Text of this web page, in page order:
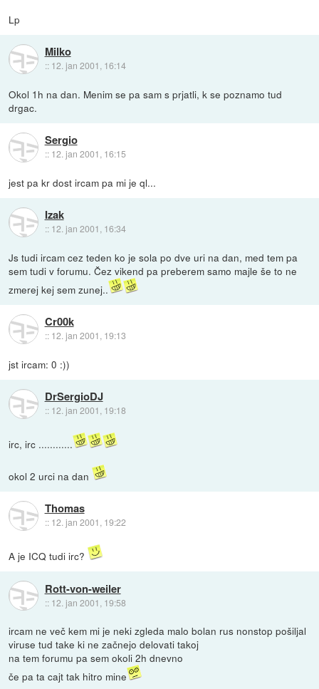
Lp
Milko
:: 12. jan 2001, 16:14
Okol 1h na dan. Menim se pa sam s prjatli, k se poznamo tud
drgac.
Sergio
:: 12. jan 2001, 16:15
jest pa kr dost ircam pa mi je ql...
Izak
:: 12. jan 2001, 16:34
Js tudi ircam cez teden ko je sola po dve uri na dan, med tem pa
sem tudi v forumu. Čez vikend pa preberem samo majle še to ne
zmerej kej sem zunej..
Cr00k
:: 12. jan 2001, 19:13
jst ircam: 0 :))
DrSergioDJ
:: 12. jan 2001, 19:18
irc, irc ............
okol 2 urci na dan
Thomas
:: 12. jan 2001, 19:22
A je ICQ tudi irc?
Rott-von-weiler
:: 12. jan 2001, 19:58
ircam ne več kem mi je neki zgleda malo bolan rus nonstop pošiljal
viruse tud take ki ne začnejo delovati takoj
na tem forumu pa sem okoli 2h dnevno
če pa ta cajt tak hitro mine